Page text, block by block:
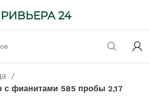
с фианитами 585 пробы 2,17